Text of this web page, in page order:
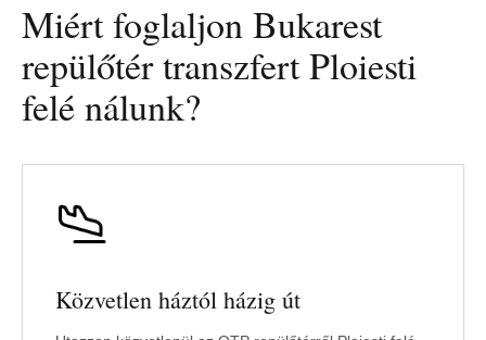
Miért foglaljon Bukarest
repülőtér transzfert Ploiesti
felé nálunk?
Közvetlen háztól házig út